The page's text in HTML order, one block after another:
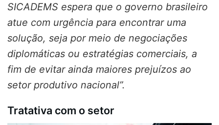
SICADEMS espera que o governo brasileiro
atue com urgência para encontrar uma
solução, seja por meio de negociações
diplomáticas ou estratégias comerciais, a
fim de evitar ainda maiores prejuízos ao
setor produtivo nacional”.
Tratativa com o setor